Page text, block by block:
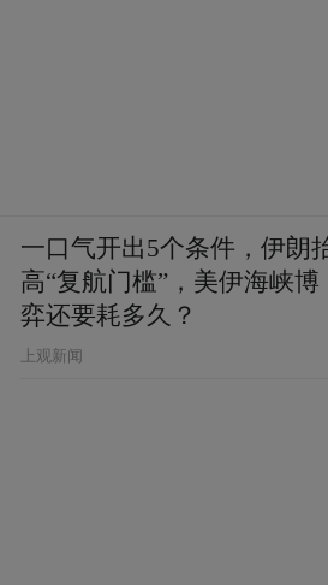
一口气开出5个条件，伊朗
高“复航门槛”，美伊海峡博
弈还要耗多久？
上观新闻